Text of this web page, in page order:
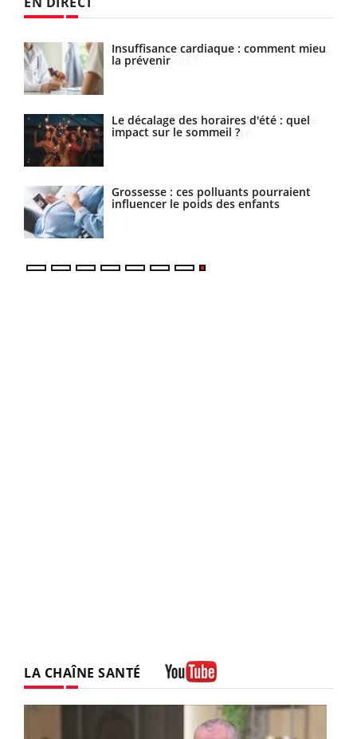
Insuffisance cardiaque : comment mieux
la prévenir
Le décalage des horaires d'été : quel
impact sur le sommeil ?
Grossesse : ces polluants pourraient
influencer le poids des enfants
LA CHAÎNE SANTÉ